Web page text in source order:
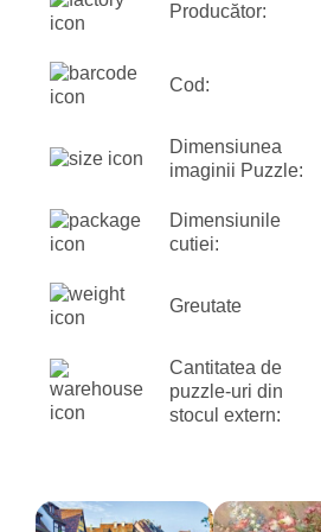
Producător:
Cod:
Dimensiunea
imaginii Puzzle:
Dimensiunile
cutiei:
Greutate
Cantitatea de
puzzle-uri din
stocul extern: